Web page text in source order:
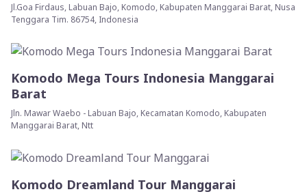
Jl.Goa Firdaus, Labuan Bajo, Komodo, Kabupaten Manggarai Barat, Nusa
Tenggara Tim. 86754, Indonesia
Komodo Mega Tours Indonesia Manggarai
Barat
Jln. Mawar Waebo - Labuan Bajo, Kecamatan Komodo, Kabupaten
Manggarai Barat, Ntt
Komodo Dreamland Tour Manggarai